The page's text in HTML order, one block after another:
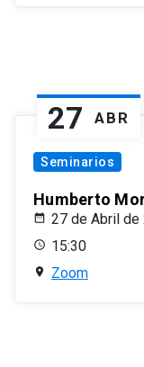
27 ABR
Seminarios
Humberto
27 de Abril de
15:30
Zoom